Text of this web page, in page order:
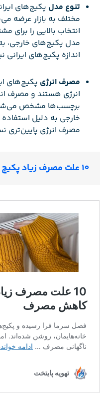
تنوع مدل پکیج‌های
مختلف به بازار عرضه
انتخاب بالایی را برای
مدل پکیج‌های خارجی،
اندازه پکیج‌های ایرانی
مصرف انرژی پکیج‌های
انرژی هستند و مصرف
برچسب‌ها مشخص
خارجی به دلیل استفاده
مصرف انرژی پایین‌تری
10 علت مصرف زیاد پکیج و راه های کاهش مصرف